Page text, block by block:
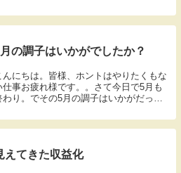
昨日はまぁ壮大にスベりましてね。アッ
した動画。2日経過しても再生数が、1ケ
の調子はいかがでしたか？
んにちは。皆様、ホントはやりたくもな
仕事お疲れ様です。。さて今日で5月も
わり。でその5月の調子はいかがだった
か時給の人は特に思うような給料になり
うでしょうか？アタシは今日で今月の出
えてきた収益化